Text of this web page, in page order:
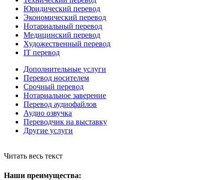
Юридический перевод
Экономический перевод
Нотариальный перевод
Медицинский перевод
Художественный перевод
IT перевод
Дополнительные услуги
Перевод носителем
Срочный перевод
Нотариальное заверение
Перевод аудиофайлов
Аудио озвучка
Переводчик на выставку
Другие услуги
Читать весь текст
Наши преимущества: